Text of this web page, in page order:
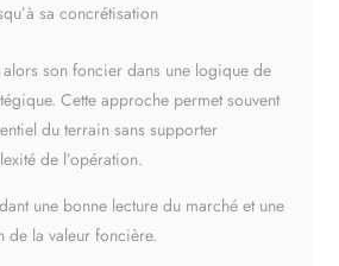
sa concrétisation
son foncier dans une logique de
Cette approche permet souvent
du terrain sans supporter
de l’opération.
une bonne lecture du marché et une
de la valeur foncière.